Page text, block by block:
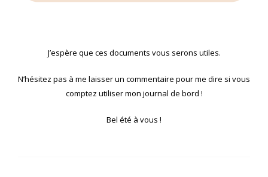
J’espère que ces documents vous serons utiles.
N’hésitez pas à me laisser un commentaire pour me dire si vous
comptez utiliser mon journal de bord !
Bel été à vous !